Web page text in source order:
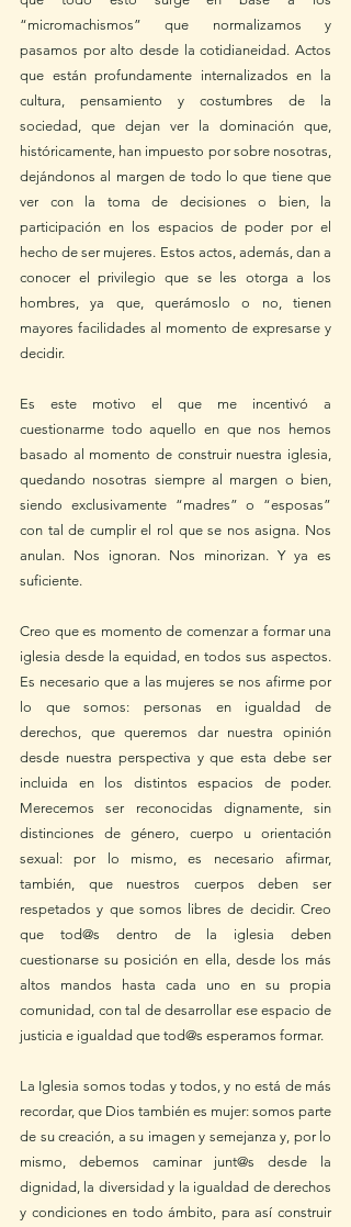
“micromachismos” que normalizamos y
pasamos por alto desde la cotidianeidad. Actos
que están profundamente internalizados en la
cultura, pensamiento y costumbres de la
sociedad, que dejan ver la dominación que,
históricamente, han impuesto por sobre nosotras,
dejándonos al margen de todo lo que tiene que
ver con la toma de decisiones o bien, la
participación en los espacios de poder por el
hecho de ser mujeres. Estos actos, además, dan a
conocer el privilegio que se les otorga a los
hombres, ya que, querámoslo o no, tienen
mayores facilidades al momento de expresarse y
decidir.
Es este motivo el que me incentivó a
cuestionarme todo aquello en que nos hemos
basado al momento de construir nuestra iglesia,
quedando nosotras siempre al margen o bien,
siendo exclusivamente “madres” o “esposas”
con tal de cumplir el rol que se nos asigna. Nos
anulan. Nos ignoran. Nos minorizan. Y ya es
suficiente.
Creo que es momento de comenzar a formar una
iglesia desde la equidad, en todos sus aspectos.
Es necesario que a las mujeres se nos afirme por
lo que somos: personas en igualdad de
derechos, que queremos dar nuestra opinión
desde nuestra perspectiva y que esta debe ser
incluida en los distintos espacios de poder.
Merecemos ser reconocidas dignamente, sin
distinciones de género, cuerpo u orientación
sexual: por lo mismo, es necesario afirmar,
también, que nuestros cuerpos deben ser
respetados y que somos libres de decidir. Creo
que tod@s dentro de la iglesia deben
cuestionarse su posición en ella, desde los más
altos mandos hasta cada uno en su propia
comunidad, con tal de desarrollar ese espacio de
justicia e igualdad que tod@s esperamos formar.
La Iglesia somos todas y todos, y no está de más
recordar, que Dios también es mujer: somos parte
de su creación, a su imagen y semejanza y, por lo
mismo, debemos caminar junt@s desde la
dignidad, la diversidad y la igualdad de derechos
y condiciones en todo ámbito, para así construir